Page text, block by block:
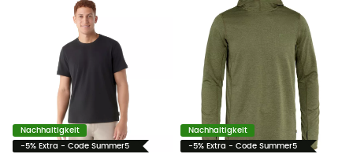
Nachhaltigkeit
-5% Extra - Code Summer5
Nachhaltigkeit
-5% Extra - Code Summer5